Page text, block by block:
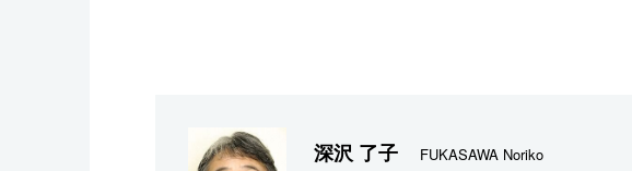
深沢 了子 FUKASAWA Noriko